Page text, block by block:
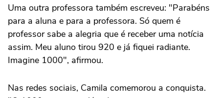
Uma outra professora também escreveu: "Parabéns
para a aluna e para a professora. Só quem é
professor sabe a alegria que é receber uma notícia
assim. Meu aluno tirou 920 e já fiquei radiante.
Imagine 1000", afirmou.
Nas redes sociais, Camila comemorou a conquista.